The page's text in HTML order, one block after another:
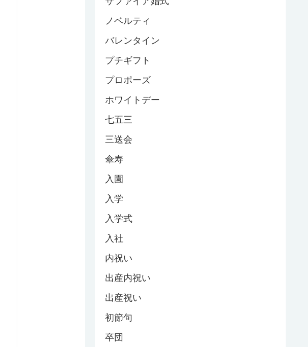
ノベルティ
バレンタイン
プチギフト
プロポーズ
ホワイトデー
七五三
三送会
傘寿
入園
入学
入学式
入社
内祝い
出産内祝い
出産祝い
初節句
卒団